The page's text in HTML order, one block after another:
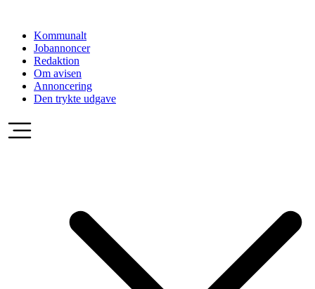
indholdKommunalt
Jobannoncer
Redaktion
Om avisen
Annoncering
Den trykte udgave